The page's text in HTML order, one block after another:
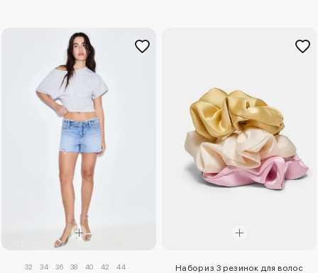
32 34 36 38 40 42 44
Набор из 3 резинок для волос